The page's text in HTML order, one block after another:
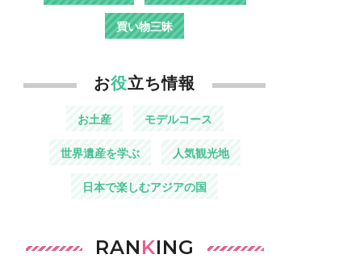
買い物三昧
お役立ち情報
お土産 モデルコース
世界遺産を学ぶ 人気観光地
日本で楽しむアジアの国
RANKING